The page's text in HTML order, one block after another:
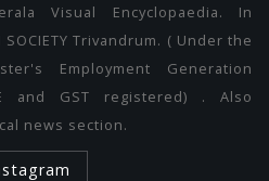
Visual Encyclopaedia. In
Trivandrum. ( Under the
Employment Generation
and GST registered) . Also
news section.